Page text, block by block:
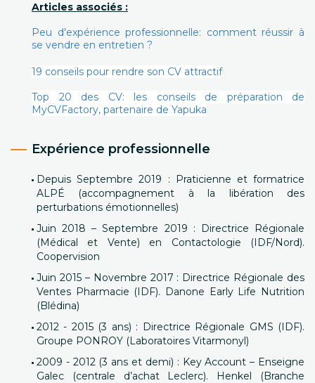
Articles associés :
Peu d'expérience professionnelle: comment réussir à
se vendre en entretien ?
19 conseils pour rendre son CV attractif
Top 20 des CV: les conseils de préparation de
MyCVFactory, partenaire de Yapuka
Expérience professionnelle
Depuis Septembre 2019 : Praticienne et formatrice
ALPÉ (accompagnement à la libération des
perturbations émotionnelles)
Juin 2018 – Septembre 2019 : Directrice Régionale
(Médical et Vente) en Contactologie (IDF/Nord).
Coopervision
Juin 2015 – Novembre 2017 : Directrice Régionale des
Ventes Pharmacie (IDF). Danone Early Life Nutrition
(Blédina)
2012 - 2015 (3 ans) : Directrice Régionale GMS (IDF).
Groupe PONROY (Laboratoires Vitarmonyl)
2009 - 2012 (3 ans et demi) : Key Account – Enseigne
Galec (centrale d’achat Leclerc). Henkel (Branche